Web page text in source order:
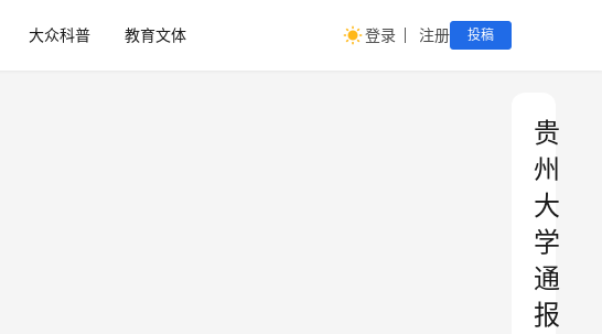
大众科普 教育文体 登录 注册 投稿
贵
州
大
学
通
报